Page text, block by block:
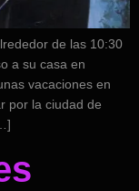
de las 10:30
a su casa en
vacaciones en
por la ciudad de